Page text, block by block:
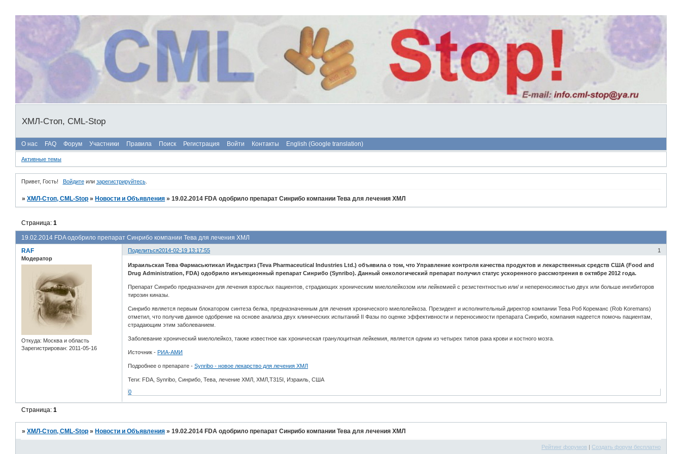
ХМЛ-Стоп, CML-Stop
О нас FAQ Форум Участники Правила Поиск Регистрация Войти Контакты English (Google translation)
Активные темы
Привет, Гость! Войдитеили зарегистрируйтесь.
»ХМЛ-Стоп, CML-Stop »Новости и Объявления »19.02.2014 FDA одобрило препарат Синрибо компании Тева для лечения ХМЛ
19.02.2014 FDA одобрило препарат Синрибо компании Тева для лечения ХМЛ
Страница:1
Поделиться 1
2014-02-19 13:17:55
RAF
Модератор
Откуда: Москва и область
Зарегистрирован: 2011-05-16
Израильская Тева Фармасьютикал Индастриз (Teva Pharmaceutical Industries Ltd.) объявила о том, что Управление контроля качества продуктов и лекарственных средств США (Food and
Drug Administration, FDA) одобрило инъекционный препарат Синрибо (Synribo). Данный онкологический препарат получил статус ускоренного рассмотрения в октябре 2012 года.
Препарат Синрибо предназначен для лечения взрослых пациентов, страдающих хроническим миелолейкозом или лейкемией с резистентностью или/ и непереносимостью двух или больше ингибиторов
тирозин киназы.
Синрибо является первым блокатором синтеза белка, предназначенным для лечения хронического миелолейкоза. Президент и исполнительный директор компании Тева Роб Кореманс (Rob Koremans)
отметил, что получив данное одобрение на основе анализа двух клинических испытаний II Фазы по оценке эффективности и переносимости препарата Синрибо, компания надеется помочь пациентам,
страдающим этим заболеванием.
Заболевание хронический миелолейкоз, также известное как хроническая гранулоцитная лейкемия, является одним из четырех типов рака крови и костного мозга.
Источник - РИА-АМИ
Подробнее о препарате -Synribo - новое лекарство для лечения ХМЛ
Теги: FDA, Synribo, Синрибо, Тева, лечение ХМЛ, ХМЛ,T315I, Израиль, США
0
Страница:1
»ХМЛ-Стоп, CML-Stop »Новости и Объявления »19.02.2014 FDA одобрило препарат Синрибо компании Тева для лечения ХМЛ
Рейтинг форумов Создать форум бесплатно